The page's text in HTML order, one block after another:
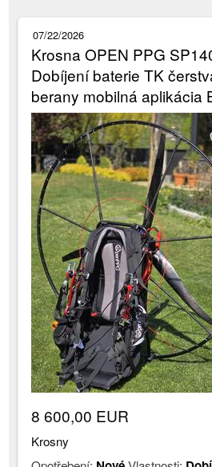
07/22/2026
Krosna OPEN PPG
Dobíjení baterie TK
berany mobilná aplikácia
8 600,00 EUR
Krosny